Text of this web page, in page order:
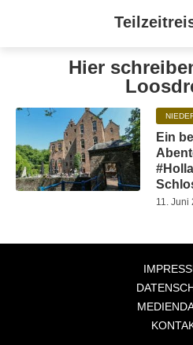
Hier
Ein
11. Juni